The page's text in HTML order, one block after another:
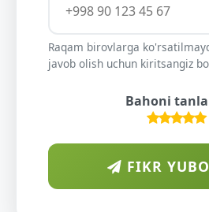
Raqam birovlarga
javob olish uchun kiritsangiz
Bahoni
FIKR